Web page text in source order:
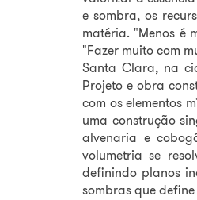
e sombra, os
matéria. "Menos é
"Fazer muito com
Santa Clara, na
Projeto e obra
com os elementos
uma construção
alvenaria e
volumetria se
definindo planos
sombras que